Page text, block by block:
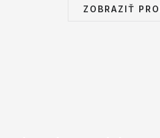
ZOBRAZIŤ